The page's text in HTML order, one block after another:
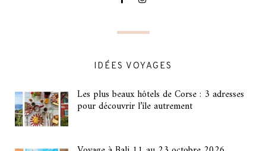
IDÉES VOYAGES
Les plus beaux hôtels de Corse : 3 adresses
pour découvrir l’île autrement